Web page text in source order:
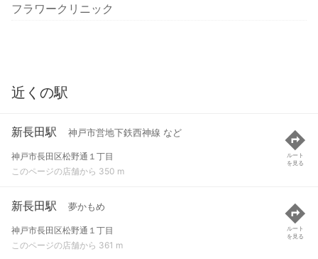
フラワークリニック
近くの駅
新長田駅 神戸市営地下鉄西神線 など
神戸市長田区松野通１丁目
このページの店舗から 350 m
ルート
を見る
新長田駅 夢かもめ
神戸市長田区松野通１丁目
このページの店舗から 361 m
ルート
を見る